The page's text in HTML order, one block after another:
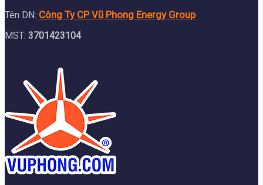
Tên DN: Công Ty CP Vũ Phong Energy Group
MST: 3701423104